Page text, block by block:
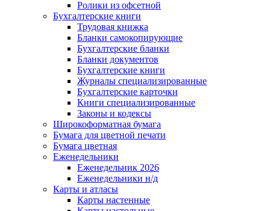
Ролики из офсетной
Бухгалтерские книги
Трудовая книжка
Бланки самокопирующие
Бухгалтерские бланки
Бланки документов
Бухгалтерские книги
Журналы специализированные
Бухгалтерские карточки
Книги специализированные
Законы и кодексы
Широкоформатная бумага
Бумага для цветной печати
Бумага цветная
Еженедельники
Еженедельник 2026
Еженедельники н/д
Карты и атласы
Карты настенные